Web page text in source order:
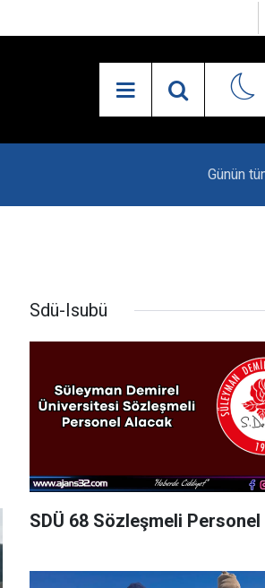
Uzaktan Hasta
Günün
Sdü-Isubü
SDÜ 68 Sözleşmeli